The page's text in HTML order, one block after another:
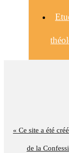
« Ce site a été
de la